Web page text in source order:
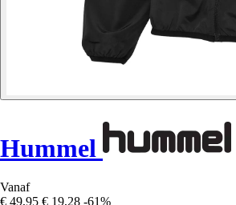
Hummel
Vanaf
€ 49,95 € 19,28 -61%